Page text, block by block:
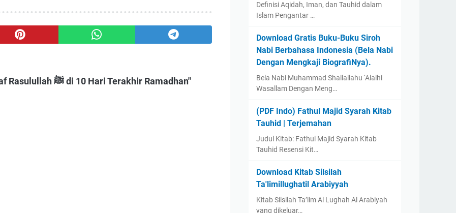
Posting Komentar untuk "Meneladani I’tikaf Rasulullah ﷺ di 10 Hari Terakhir Ramadhan"
Definisi Aqidah, Iman, dan Tauhid dalam
Islam Pengantar …
Download Gratis Buku-Buku Siroh
Nabi Berbahasa Indonesia (Bela Nabi
Dengan Mengkaji BiografiNya).
Bela Nabi Muhammad Shallallahu ‘Alaihi
Wasallam Dengan Meng…
(PDF Indo) Fathul Majid Syarah Kitab
Tauhid | Terjemahan
Judul Kitab: Fathul Majid Syarah Kitab
Tauhid Resensi Kit…
Download Kitab Silsilah
Ta'limillughatil Arabiyyah
Kitab Silsilah Ta’lim Al Lughah Al Arabiyah
yang dikeluar…